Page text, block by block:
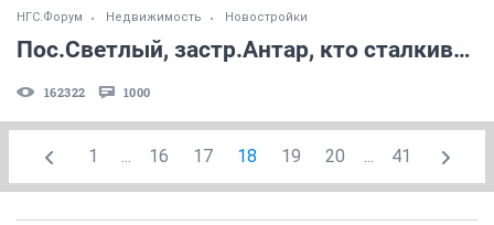
НГС.Форум Недвижимость Новостройки
Пос.Светлый, застр.Антар, кто сталкивался? (часть 2)
162322 1000
1 ... 16 17 18 19 20 ... 41